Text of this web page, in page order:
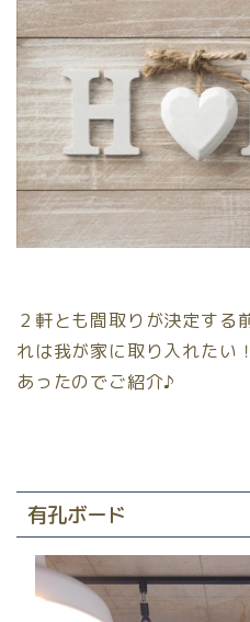
２軒とも間取りが決定する
れは我が家に取り入れたい
あったのでご紹介♪
有孔ボード